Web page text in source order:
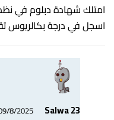
امتلك شهادة دبلوم في
اسجل في درجة بكالريوس
Salwa 23
09/8/2025